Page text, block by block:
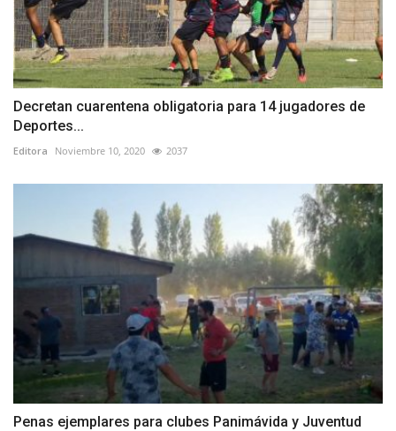
Decretan cuarentena obligatoria para 14 jugadores de
Deportes...
Editora Noviembre 10, 2020 2037
Penas ejemplares para clubes Panimávida y Juventud